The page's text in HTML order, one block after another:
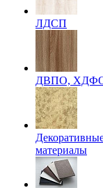
ЛДСП
ДВПО,
материалы